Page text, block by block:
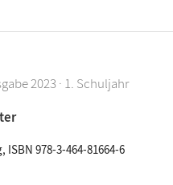
2023 · 1. Schuljahr
ISBN 978-3-464-81664-6